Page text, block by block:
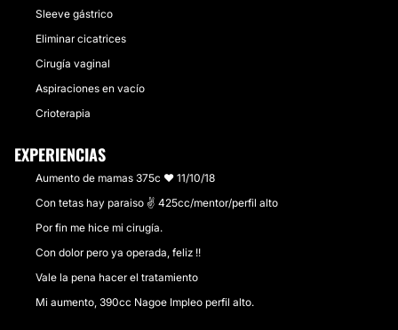
Sleeve gástrico
Eliminar cicatrices
Cirugía vaginal
Aspiraciones en vacío
Crioterapia
EXPERIENCIAS
Aumento de mamas 375c ❤ 11/10/18
Con tetas hay paraiso ✌ 425cc/mentor/perfil alto
Por fin me hice mi cirugía.
Con dolor pero ya operada, feliz !!
Vale la pena hacer el tratamiento
Mi aumento, 390cc Nagoe Impleo perfil alto.